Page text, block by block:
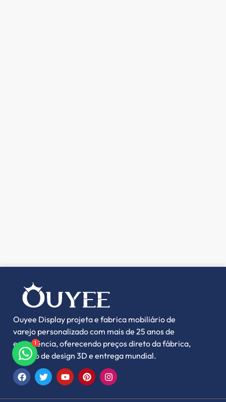
Ouyee Display projeta e fabrica mobiliário de
varejo personalizado com mais de 25 anos de
experiência, oferecendo preços direto da fábrica,
serviço de design 3D e entrega mundial.
1